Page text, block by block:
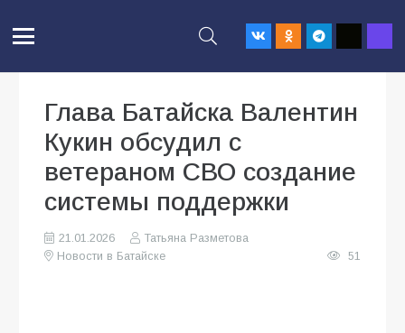
Глава Батайска Валентин
Кукин обсудил с
ветераном СВО создание
системы поддержки
21.01.2026
Татьяна Разметова
Новости в Батайске
51